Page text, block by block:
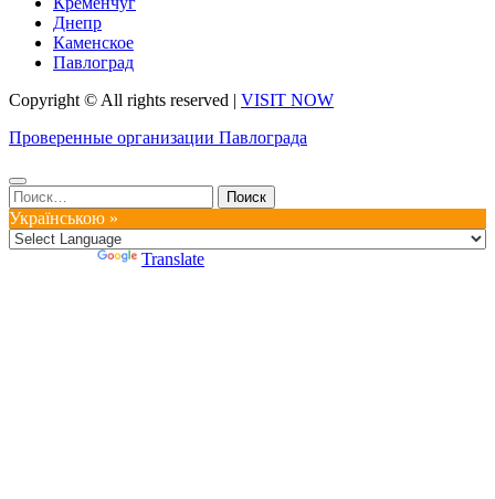
Днепр
Каменское
Павлоград
Copyright © All rights reserved | VISIT NOW
Проверенные организации Павлограда
Найти:
Українською »
Translate